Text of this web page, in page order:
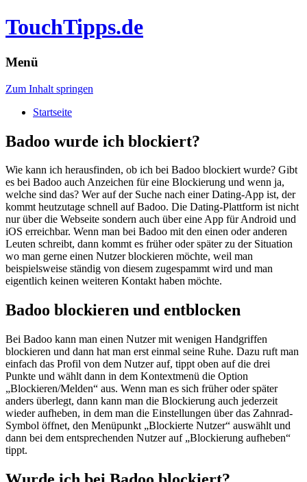
TouchTipps.de
Menü
Zum Inhalt springen
Startseite
Badoo wurde ich blockiert?
Wie kann ich herausfinden, ob ich bei Badoo blockiert wurde? Gibt
es bei Badoo auch Anzeichen für eine Blockierung und wenn ja,
welche sind das? Wer auf der Suche nach einer Dating-App ist, der
kommt heutzutage schnell auf Badoo. Die Dating-Plattform ist nicht
nur über die Webseite sondern auch über eine App für Android und
iOS erreichbar. Wenn man bei Badoo mit den einen oder anderen
Leuten schreibt, dann kommt es früher oder später zu der Situation
wo man gerne einen Nutzer blockieren möchte, weil man
beispielsweise ständig von diesem zugespammt wird und man
eigentlich keinen weiteren Kontakt haben möchte.
Badoo blockieren und entblocken
Bei Badoo kann man einen Nutzer mit wenigen Handgriffen
blockieren und dann hat man erst einmal seine Ruhe. Dazu ruft man
einfach das Profil von dem Nutzer auf, tippt oben auf die drei
Punkte und wählt dann in dem Kontextmenü die Option
„Blockieren/Melden“ aus. Wenn man es sich früher oder später
anders überlegt, dann kann man die Blockierung auch jederzeit
wieder aufheben, in dem man die Einstellungen über das Zahnrad-
Symbol öffnet, den Menüpunkt „Blockierte Nutzer“ auswählt und
dann bei dem entsprechenden Nutzer auf „Blockierung aufheben“
tippt.